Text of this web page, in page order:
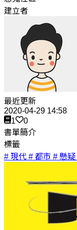
建立者
最近更新
2020-04-29 14:58
1
0
書單簡介
標籤
# 現代 # 都市 # 懸疑